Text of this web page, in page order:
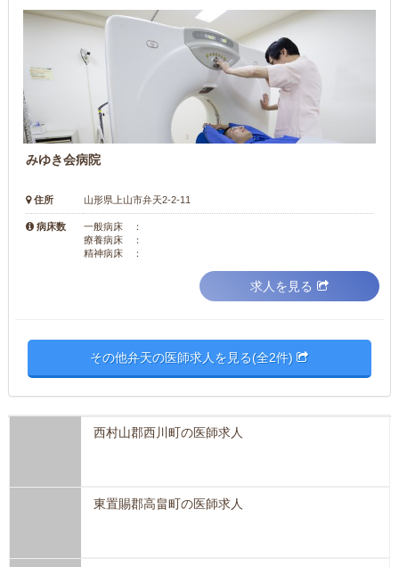
みゆき会病院
住所 山形県上山市弁天2-2-11
病床数
一般病床 ：
療養病床 ：
精神病床 ：
求人を見る
その他弁天の医師求人を見る(全2件)
西村山郡西川町の医師求人
東置賜郡高畠町の医師求人